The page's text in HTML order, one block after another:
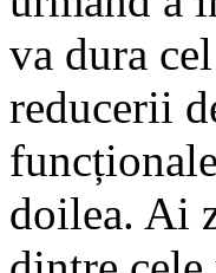
va dura
reducerii
doilea. Ai